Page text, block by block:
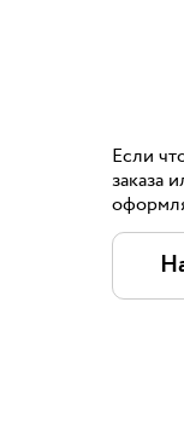
Если
заказа